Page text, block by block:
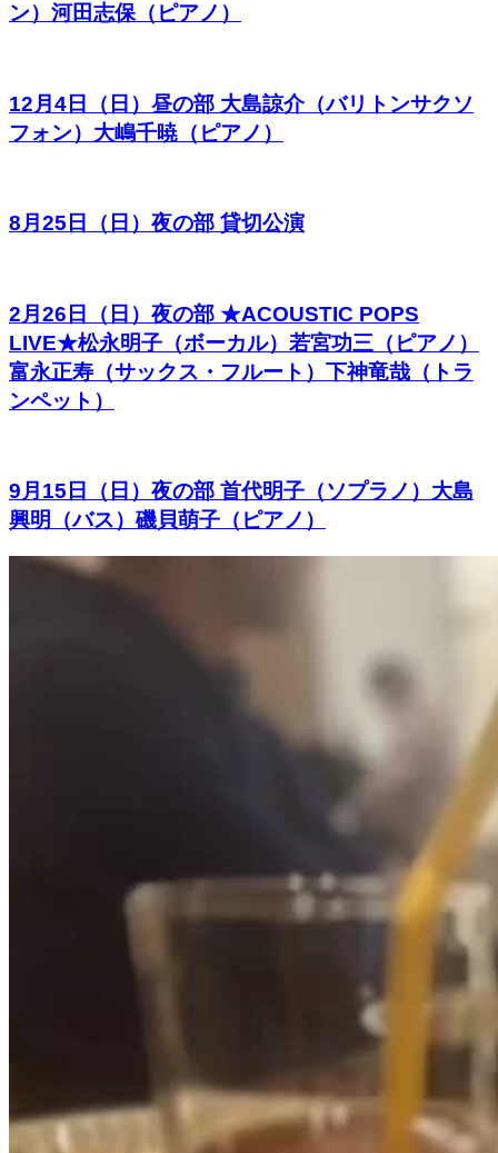
ン）河田志保（ピアノ）
12月4日（日）昼の部 大島諒介（バリトンサクソ
フォン）大嶋千暁（ピアノ）
8月25日（日）夜の部 貸切公演
2月26日（日）夜の部 ★ACOUSTIC POPS
LIVE★松永明子（ボーカル）若宮功三（ピアノ）
富永正寿（サックス・フルート）下神竜哉（トラ
ンペット）
9月15日（日）夜の部 首代明子（ソプラノ）大島
興明（バス）磯貝萌子（ピアノ）